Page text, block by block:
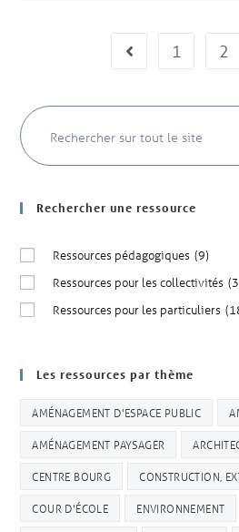
1 2
Rechercher une ressource
Ressources pédagogiques (9)
Ressources pour les collectivités
Ressources pour les particuliers
Les ressources par thème
AMÉNAGEMENT D'ESPACE PUBLIC
AMÉNAGEMENT PAYSAGER
CENTRE BOURG CONSTRUCTION,
COUR D'ÉCOLE ENVIRONNEMENT